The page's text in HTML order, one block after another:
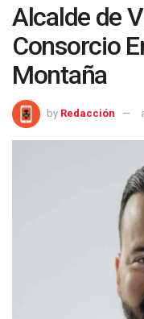
Alcalde de
Consorcio
Montaña
by Redacción